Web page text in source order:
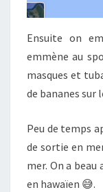
Ensuite on
emmène au
masques et
de bananes sur
Peu de temps
de sortie en
mer. On a
en hawaïen 😅.